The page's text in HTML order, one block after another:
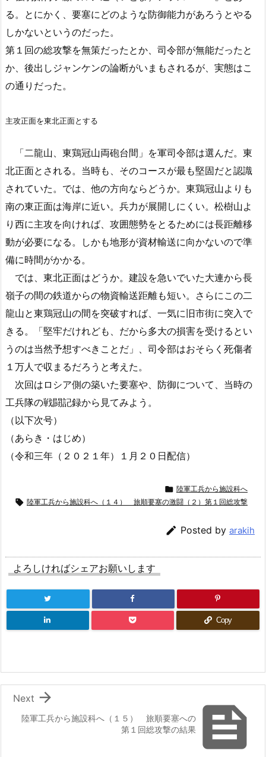
る。とにかく、要塞にどのような防御能力があろうとやる
しかないというのだった。
第１回の総攻撃を無策だったとか、司令部が無能だったと
か、後出しジャンケンの論断がいまもされるが、実態はこ
の通りだった。
主攻正面を東北正面とする
「二龍山、東鶏冠山両砲台間」を軍司令部は選んだ。東
北正面とされる。当時も、そのコースが最も堅固だと認識
されていた。では、他の方向ならどうか。東鶏冠山よりも
南の東正面は海岸に近い。兵力が展開しにくい。松樹山よ
り西に主攻を向ければ、攻囲態勢をとるためには長距離移
動が必要になる。しかも地形が資材輸送に向かないので準
備に時間がかかる。
では、東北正面はどうか。建設を急いでいた大連から長
嶺子の間の鉄道からの物資輸送距離も短い。さらにこの二
龍山と東鶏冠山の間を突破すれば、一気に旧市街に突入で
きる。「堅牢だけれども、だから多大の損害を受けるとい
うのは当然予想すべきことだ」、司令部はおそらく死傷者
１万人で収まるだろうと考えた。
次回はロシア側の築いた要塞や、防御について、当時の
工兵隊の戦闘記録から見てみよう。
（以下次号）
（あらき・はじめ）
（令和三年（２０２１年）１月２０日配信）
 陸軍工兵から施設科へ
 陸軍工兵から施設科へ（１４） 旅順要塞の激闘（２）第１回総攻撃
 Posted by arakih
よろしければシェアお願いします
Copy

陸軍工兵から施設科へ（１５） 旅順要塞への
第１回総攻撃の結果

Next